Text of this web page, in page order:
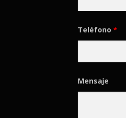
Teléfono *
Mensaje